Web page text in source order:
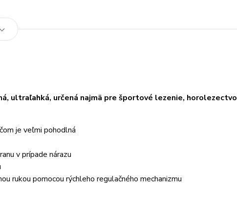
ultraľahká, určená najmä pre športové lezenie, horolezectvo
je veľmi pohodlná
v prípade nárazu
rukou pomocou rýchleho regulačného mechanizmu